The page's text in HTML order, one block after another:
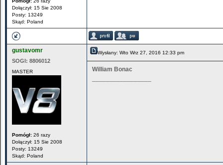
Dołączył: 15 Sie 2008
Posty: 13249
Skąd: Poland
gustavomr
SOGI: 8806012
MASTER
Pomógł: 26 razy
Dołączył: 15 Sie 2008
Posty: 13249
Skąd: Poland
Wysłany: Wto Wrz 27, 2016 12:33 pm
William Bonac